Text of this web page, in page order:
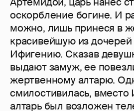
оскорбление богине. И
можно, лишь принеся в
красивейшую из
Ифигению. Сказав
выдают замуж, ее
жертвенному алтарю.
смилостивилась, вместо
алтарь был возложен